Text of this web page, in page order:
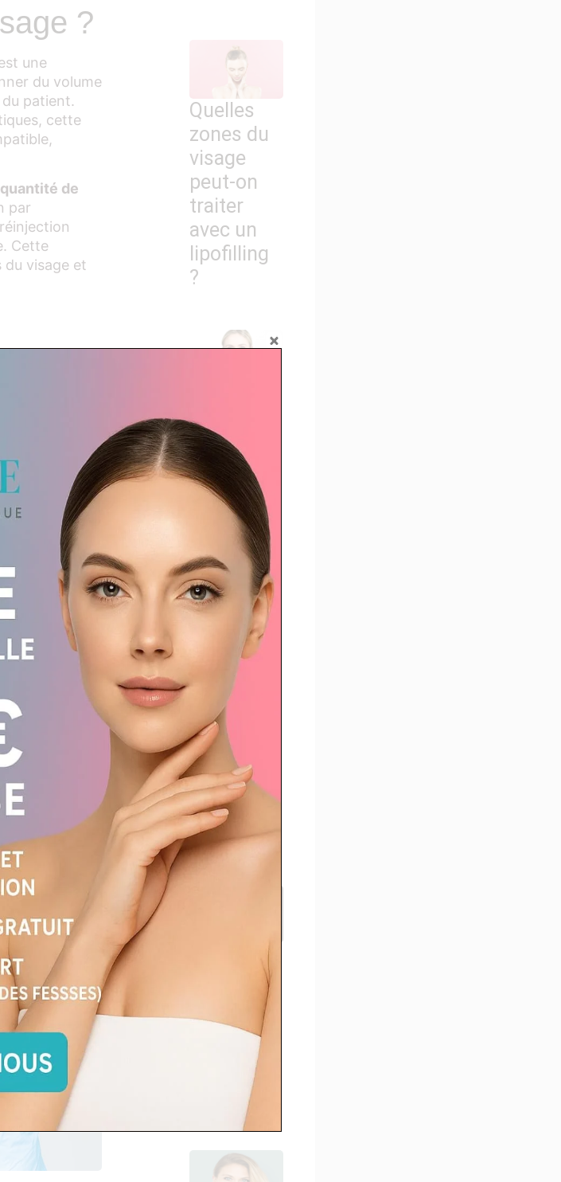
?
une
du volume
patient.
cette
de
par
Cette
du visage et
par sa tenue
pour
ajout de
l’harmonie
après une
elles
à ce
redonne du
de
un effet
Quelles
zones du
visage
peut-on
traiter
avec un
lipofilling
?
visage :
peut-on
rajeunir
sans
changer
l’expressio
n ?
Quels
sont les
risques
d’un
lipofilling
du visage
?
Lipofilling
du visage :
que peut
corriger
interventi